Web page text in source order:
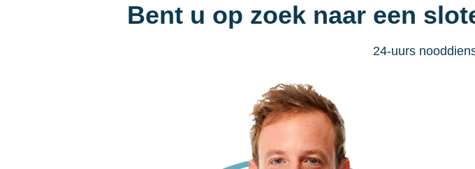
Bent u op zoek naar een
24-uurs